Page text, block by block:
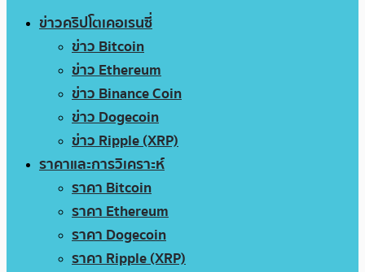
ข่าวคริปโตเคอเรนซี่
ข่าว Bitcoin
ข่าว Ethereum
ข่าว Binance Coin
ข่าว Dogecoin
ข่าว Ripple (XRP)
ราคาและการวิเคราะห์
ราคา Bitcoin
ราคา Ethereum
ราคา Dogecoin
ราคา Ripple (XRP)